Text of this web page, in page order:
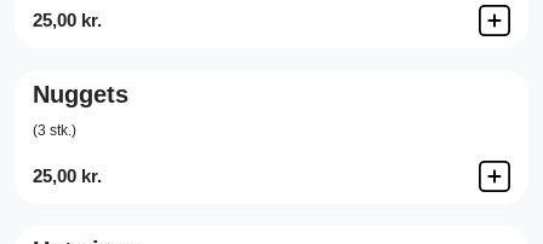
25,00 kr.
Nuggets
(3 stk.)
25,00 kr.